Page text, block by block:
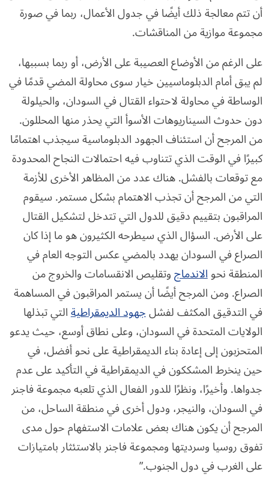
أن تتم معالجة ذلك أيضًا في جدول الأعمال، ربما في صورة
مجموعة موازية من المناقشات.
على الرغم من الأوضاع العصيبة على الأرض، أو ربما بسببها،
لم يبق أمام الدبلوماسيين خيار سوى محاولة المضي قدمًا في
الوساطة في محاولة لاحتواء القتال في السودان، والحيلولة
دون حدوث السيناريوهات الأسوأ التي يحذر منها المحللون.
من المرجح أن استئناف الجهود الدبلوماسية سيجذب اهتمامًا
كبيرًا في الوقت الذي تتناوب فيه احتمالات النجاح المحدودة
مع توقعات بالفشل. هناك عدد من المظاهر الأخرى للأزمة
التي من المرجح أن تجذب الاهتمام بشكل مستمر. سيقوم
المراقبون بتقييم دقيق للدول التي تتدخل لتشكيل القتال
على الأرض. السؤال الذي سيطرحه الكثيرون هو ما إذا كان
الصراع في السودان يهدد بالمضي عكس التوجه العام في
المنطقة نحوالاندماجوتقليص الانقسامات والخروج من
الصراع. ومن المرجح أيضًا أن يستمر المراقبون في المساهمة
في التدقيق المكثف لفشلجهود الديمقراطيةالتي تبذلها
الولايات المتحدة في السودان، وعلى نطاق أوسع، حيث يدعو
المتحزبون إلى إعادة بناء الديمقراطية على نحو أفضل، في
حين ينخرط المشككون في الديمقراطية في التأكيد على عدم
جدواها. وأخيرًا، ونظرًا للدور الفعال الذي تلعبه مجموعة فاجنر
في السودان، والنيجر، ودول أخرى في منطقة الساحل، من
المرجح أن يكون هناك بعض علامات الاستفهام حول مدى
تفوق روسيا وسرديتها ومجموعة فاجنر بالاستئثار بامتيازات
على الغرب في دول الجنوب.”